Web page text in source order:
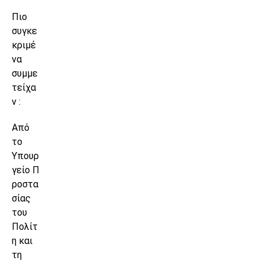
Πιο
συγκε
κριμέ
να
συμμε
τείχα
ν :
Από
το
Υπουρ
γείο Π
ροστα
σίας
του
Πολίτ
η και
τη